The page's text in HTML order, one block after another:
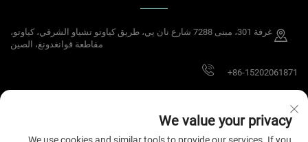
غرفة 301، مبنى 7288 شارع نان يي، طريق كياوتو تشياو الشرقي، كياوتو،
مقاطعة قوانغدونغ، الصين
+86-15202061871
We value your privacy